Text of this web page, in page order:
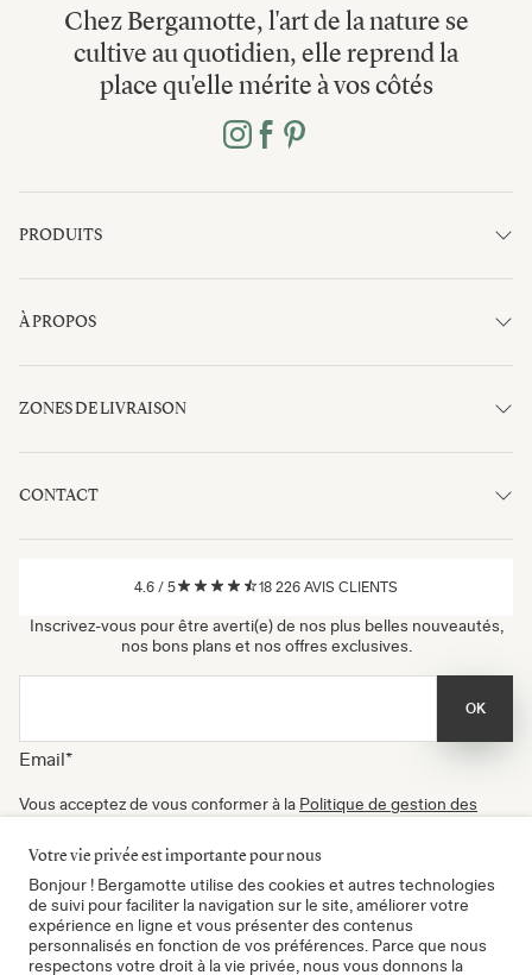
Chez Bergamotte, l'art de la nature se
cultive au quotidien, elle reprend la
place qu'elle mérite à vos côtés
PRODUITS
À PROPOS
ZONES DE LIVRAISON
CONTACT
4.6 / 5 18 226 AVIS CLIENTS
Inscrivez-vous pour être averti(e) de nos plus belles nouveautés,
nos bons plans et nos offres exclusives.
Email*
OK
Vous acceptez de vous conformer à la Politique de gestion des
newsletters. Vous pouvez vous désinscrire à tout moment.
Certifié B Corp
Votre vie privée est importante pour nous
Bonjour ! Bergamotte utilise des cookies et autres technologies
de suivi pour faciliter la navigation sur le site, améliorer votre
expérience en ligne et vous présenter des contenus
personnalisés en fonction de vos préférences. Parce que nous
respectons votre droit à la vie privée, nous vous donnons la